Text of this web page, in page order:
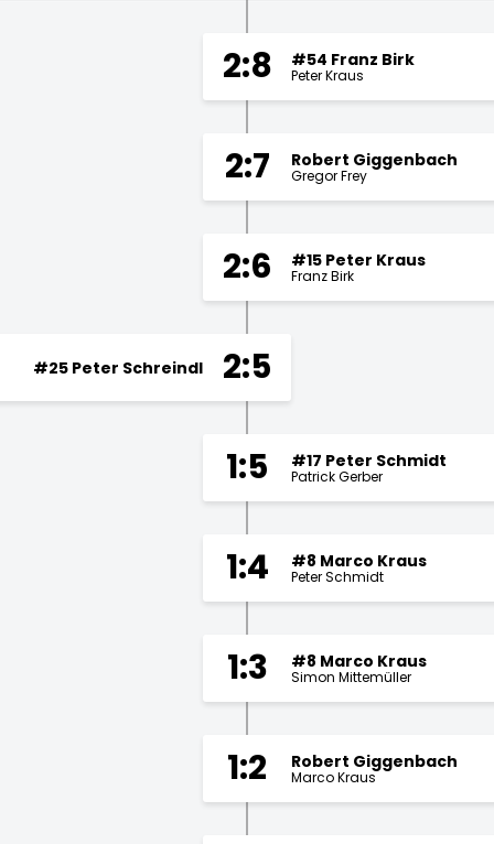
2:8 #54 Franz Birk
Peter Kraus
2:7 Robert Giggenbach
Gregor Frey
2:6 #15 Peter Kraus
Franz Birk
2:5
#25 Peter Schreindl
1:5 #17 Peter Schmidt
Patrick Gerber
1:4 #8 Marco Kraus
Peter Schmidt
1:3 #8 Marco Kraus
Simon Mittemüller
1:2 Robert Giggenbach
Marco Kraus